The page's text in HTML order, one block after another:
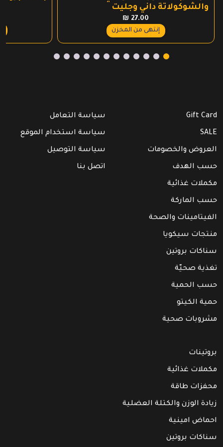
والشوكولاتة داني وجليت
₪ 27.00
إنتهى من المخزن
Gift Card
SALE
العروض والخصومات
حسب الهدف
مكملات غذائية
حسب الماركة
الفيتامينات والصحة
منتجات سيكويا
سناكات بروتين
تغذية صحيّة
حسب الحمية
حمية الكيتو
مشروبات صحية
سياسة التعامل
سياسة استخدام الموقع
سياسة التوصيل
اتصل بنا
بروتينات
مكملات غذائية
محفزات طاقة
زيادة الوزن والكتلة العضلية
احماض امينية
سناكات بروتين